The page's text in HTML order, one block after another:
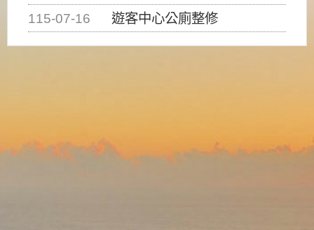
115-07-16
遊客中心公廁整修